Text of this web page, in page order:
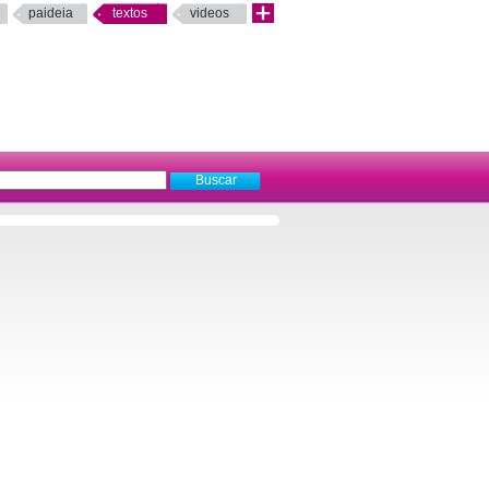
paideia textos videos